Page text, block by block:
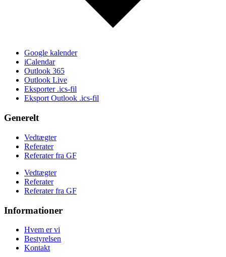
Google kalender
iCalendar
Outlook 365
Outlook Live
Eksporter .ics-fil
Eksport Outlook .ics-fil
Generelt
Vedtægter
Referater
Referater fra GF
Vedtægter
Referater
Referater fra GF
Informationer
Hvem er vi
Bestyrelsen
Kontakt